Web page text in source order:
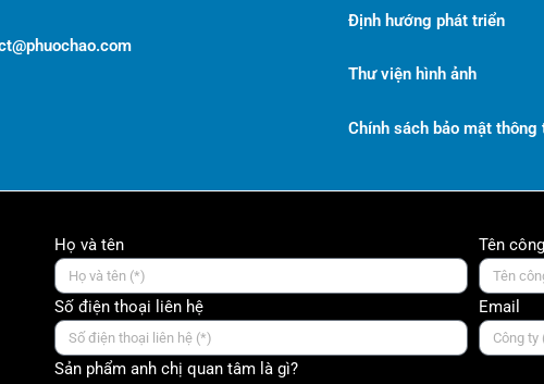
Định hướng phát triển
Thư viện hình ảnh
Chính sách bảo mật thông
Họ và tên Tên
Số điện thoại liên hệ Email
Sản phẩm anh chị quan tâm là gì?